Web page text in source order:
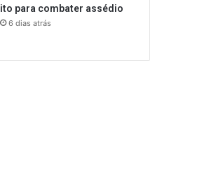
ito para combater assédio
6 dias atrás